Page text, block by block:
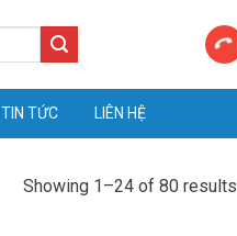
TIN TỨC LIÊN HỆ
Showing 1–24 of 80 results